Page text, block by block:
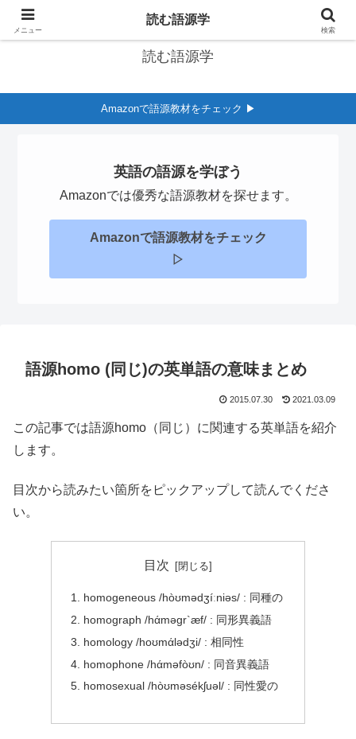
英語の語源学習サイト
読む語源学
Amazonで語源教材をチェック ▶︎
英語の語源を学ぼう
Amazonでは優秀な語源教材を探せます。
Amazonで語源教材をチェック
▷
語源homo (同じ)の英単語の意味まとめ
2015.07.30 2021.03.09
この記事では語源homo（同じ）に関連する英単語を紹介
します。
目次から読みたい箇所をピックアップして読んでくださ
い。
目次
homogeneous /hòʊmədʒíːniəs/ : 同種の
homograph /hάməgr`æf/ : 同形異義語
homology /hoʊmάlədʒi/ : 相同性
homophone /hάməfòʊn/ : 同音異義語
homosexual /hòʊməsékʃuəl/ : 同性愛の
メニュー
読む語源学
検索